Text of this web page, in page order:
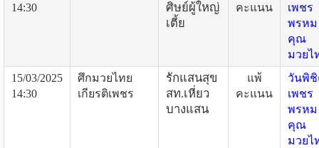
14:30
ศิษย์ผู้ใหญ่
เตี้ย
คะแนน
เพชร
พรหม
คุณ
มวยไ
15/03/2025
14:30
ศึกมวยไทย
เกียรติเพชร
รักแสนสุข
สท.เหี่ยว
บางแสน
แพ้
คะแนน
วันพิ
เพชร
พรหม
คุณ
มวยไ